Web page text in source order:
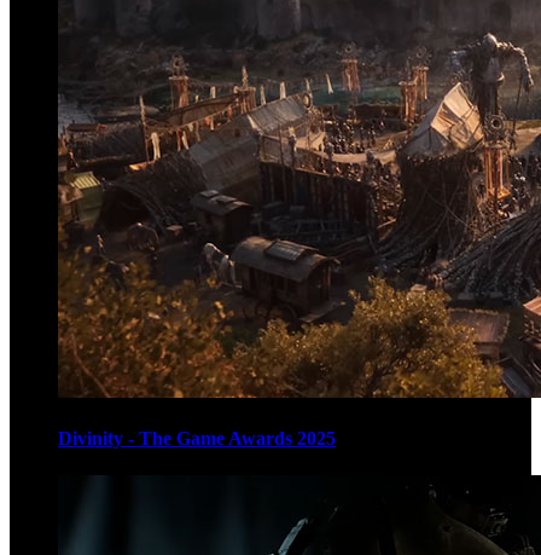
Divinity - The Game Awards 2025